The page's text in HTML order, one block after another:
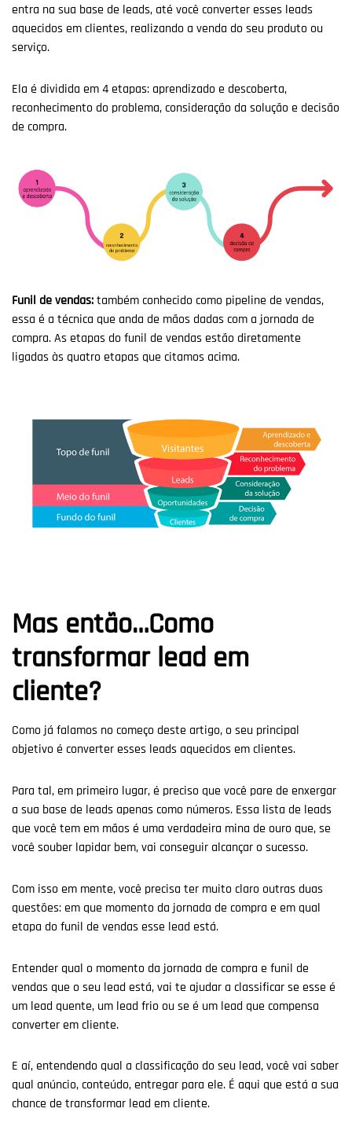
entra na sua base de leads, até você converter esses leads
aquecidos em clientes, realizando a venda do seu produto ou
serviço.
Ela é dividida em 4 etapas: aprendizado e descoberta,
reconhecimento do problema, consideração da solução e decisão
de compra.
Funil de vendas:também conhecido como pipeline de vendas,
essa é a técnica que anda de mãos dadas com a jornada de
compra. As etapas do funil de vendas estão diretamente
ligadas às quatro etapas que citamos acima.
Mas então…Como
transformar lead em
cliente?
Como já falamos no começo deste artigo, o seu principal
objetivo é converter esses leads aquecidos em clientes.
Para tal, em primeiro lugar, é preciso que você pare de enxergar
a sua base de leads apenas como números. Essa lista de leads
que você tem em mãos é uma verdadeira mina de ouro que, se
você souber lapidar bem, vai conseguir alcançar o sucesso.
Com isso em mente, você precisa ter muito claro outras duas
questões: em que momento da jornada de compra e em qual
etapa do funil de vendas esse lead está.
Entender qual o momento da jornada de compra e funil de
vendas que o seu lead está, vai te ajudar a classificar se esse é
um lead quente, um lead frio ou se é um lead que compensa
converter em cliente.
E aí, entendendo qual a classificação do seu lead, você vai saber
qual anúncio, conteúdo, entregar para ele. É aqui que está a sua
chance de transformar lead em cliente.